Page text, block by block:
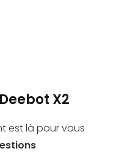
X2
est là pour vous